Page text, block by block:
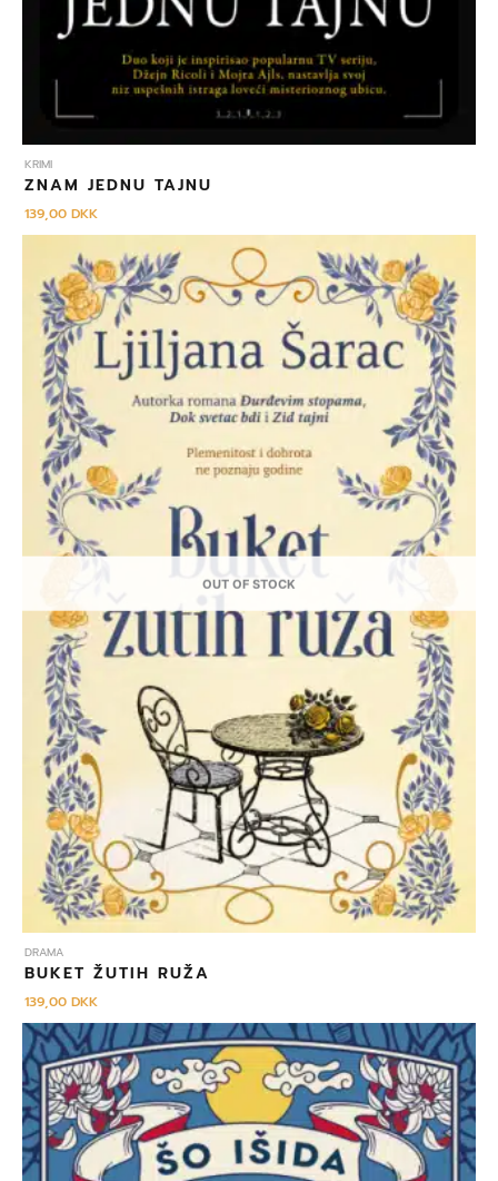
KRIMI
ZNAM JEDNU TAJNU
139,00DKK
OUT OF STOCK
DRAMA
BUKET ŽUTIH RUŽA
139,00DKK